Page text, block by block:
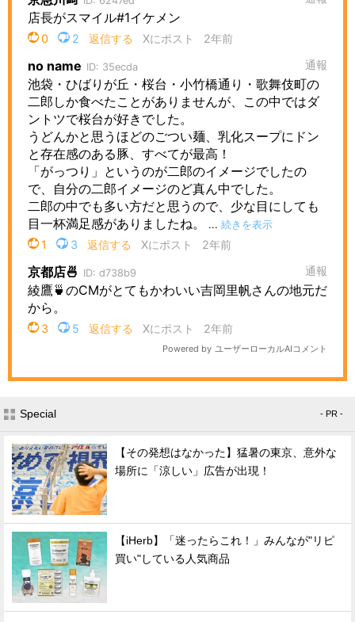
Special - PR -
【その発想はなかった】猛暑の東京、意外な
場所に「涼しい」広告が出現！
【iHerb】「迷ったらこれ！」みんなが"リピ
買い"している人気商品